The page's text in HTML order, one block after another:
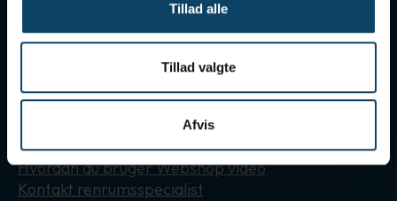
Tillad alle
Tillad valgte
Afvis
Hold dig orienteret omkring Holm & Halby på de sociale
medier
Nyttige genveje
Hvordan du bruger Webshop video
Kontakt renrumsspecialist